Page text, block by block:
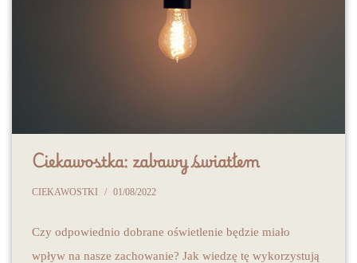
Ciekawostka: zabawy światłem
CIEKAWOSTKI 01/08/2022
Czy odpowiednio dobrane oświetlenie będzie miało
wpływ na nasze zachowanie? Jak wiedzę tę wykorzystują